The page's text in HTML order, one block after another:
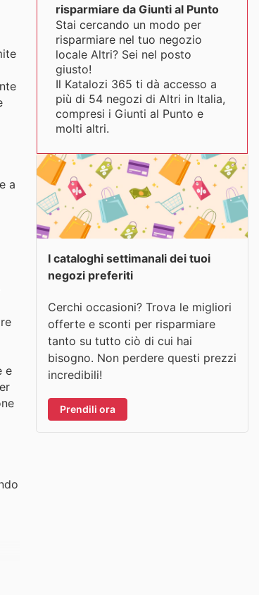
a
e
risparmiare da Giunti al Punto
Stai cercando un modo per
risparmiare nel tuo negozio
locale Altri? Sei nel posto
giusto!
Il Katalozi 365 ti dà accesso a
più di 54 negozi di Altri in Italia,
compresi i Giunti al Punto e
molti altri.
I cataloghi settimanali dei tuoi
negozi preferiti
Cerchi occasioni? Trova le migliori
offerte e sconti per risparmiare
tanto su tutto ciò di cui hai
bisogno. Non perdere questi prezzi
incredibili!
Prendili ora